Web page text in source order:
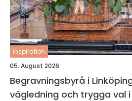
inspiration
05. August 2026
Begravningsbyrå i
vägledning och trygga val